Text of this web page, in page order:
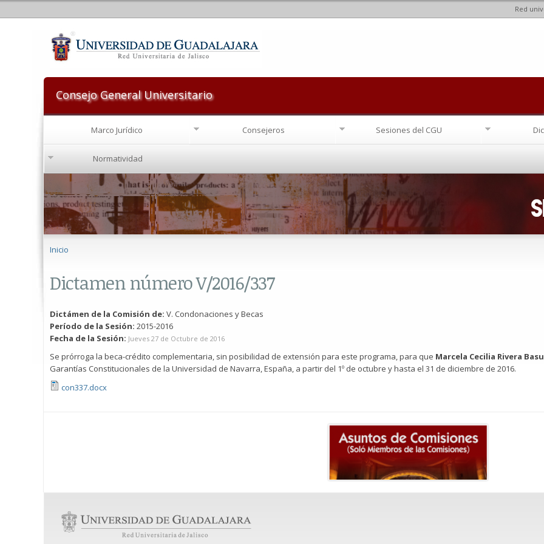
Red
Consejo General Universitario
Marco Jurídico Consejeros Sesiones del CGU
Normatividad
Inicio
Dictamen número V/2016/337
Dictámen de la Comisión de: V. Condonaciones y Becas
Período de la Sesión: 2015-2016
Fecha de la Sesión: Jueves 27 de Octubre de 2016
Se prórroga la beca-crédito complementaria, sin posibilidad de extensión para este programa, para que Marcela Cecilia Rivera
Garantías Constitucionales de la Universidad de Navarra, España, a partir del 1º de octubre y hasta el 31 de diciembre de 2016.
con337.docx